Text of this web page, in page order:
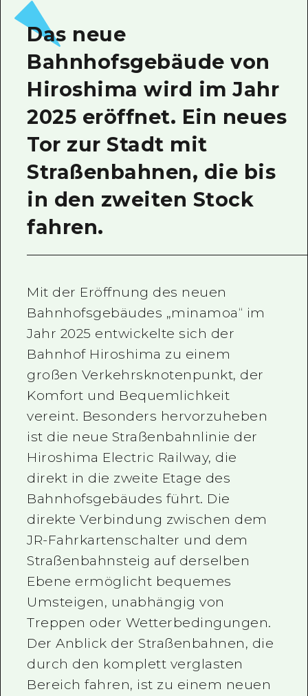
FAQs
Transportinformationen bei
Das neue
Bahnhofsgebäude von
Hiroshima wird im Jahr
2025 eröffnet. Ein neues
Tor zur Stadt mit
Straßenbahnen, die bis
in den zweiten Stock
fahren.
Mit der Eröffnung des neuen
Bahnhofsgebäudes „minamoa“ im
Jahr 2025 entwickelte sich der
Bahnhof Hiroshima zu einem
großen Verkehrsknotenpunkt, der
Komfort und Bequemlichkeit
vereint. Besonders hervorzuheben
ist die neue Straßenbahnlinie der
Hiroshima Electric Railway, die
direkt in die zweite Etage des
Bahnhofsgebäudes führt. Die
direkte Verbindung zwischen dem
JR-Fahrkartenschalter und dem
Straßenbahnsteig auf derselben
Ebene ermöglicht bequemes
Umsteigen, unabhängig von
Treppen oder Wetterbedingungen.
Der Anblick der Straßenbahnen, die
durch den komplett verglasten
Bereich fahren, ist zu einem neuen